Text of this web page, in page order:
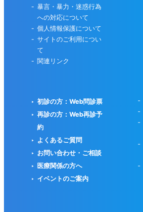
暴言・暴力・迷惑行為
への対応について
個人情報保護について
サイトのご利用につい
て
関連リンク
初診の方：Web問診票
再診の方：Web再診予
約
よくあるご質問
お問い合わせ・ご相談
医療関係の方へ
イベントのご案内